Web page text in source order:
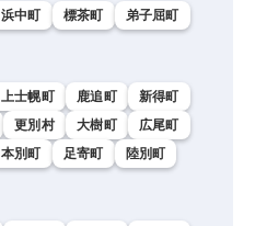
浜中町 標茶町
弟子屈町
上士幌町 鹿追町
新得町
更別村 大樹町
広尾町
本別町 足寄町
陸別町